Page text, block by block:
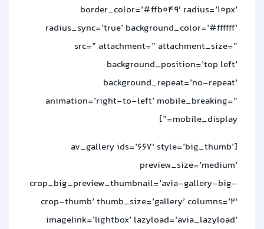
border_color=’#ffb049′ radius=’10px’
radius_sync=’true’ background_color=’#ffffff’
src=” attachment=” attachment_size=”
background_position=’top left’
background_repeat=’no-repeat’
animation=’right-to-left’ mobile_breaking=”
mobile_display=”]
[av_gallery ids=’667′ style=’big_thumb’
preview_size=’medium’
crop_big_preview_thumbnail=’avia-gallery-big-
crop-thumb’ thumb_size=’gallery’ columns=’2′
imagelink=’lightbox’ lazyload=’avia_lazyload’